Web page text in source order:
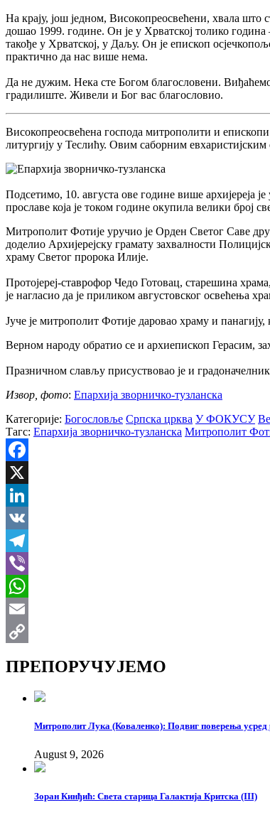
На крају, још једном, Високопреосвећени, хвала што
дошао 1999. године. Он је у Хрватској толико
такође у Хрватској, у Даљу. Он је епископ
практично да нас више нема.
Да не дужим. Нека сте Богом благословени. Виђаћемо
градилиште. Живели и Бог вас благословио.
Високопреосвећена господа митрополити и
литургију у Теслићу. Овим саборним
Подсетимо, 10. августа ове године више архијереја
прославе која је током године окупила велики број
Митрополит Фотије уручио је Орден Светог Саве
доделио Архијерејску грамату захвалности
храму Светог пророка Илије.
Протојереј-ставрофор Чедо Готовац, старешина
је нагласио да је приликом августовског освећења
Јуче је митрополит Фотије даровао храму и
Верном народу обратио се и архиепископ Герасим,
Празничном слављу присуствовао је и
Извор, фото: Епархија зворничко-тузланска
Категорије: Богословље Српска црква У ФОКУСУ
Тагс: Епархија зворничко-тузланска Митрополит
Facebook
X
LinkedIn
VK
Telegram
Viber
WhatsApp
Email
ПРЕПОРУЧУЈЕМО
Митрополит Лука (Коваленко): Подвиг поверења усред
August 9, 2026
Зоран Кинђић: Света старица Галактија Критска (III)